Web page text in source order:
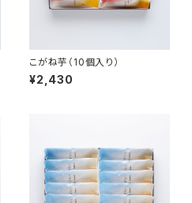
こがね芋（10個入り）
¥2,430